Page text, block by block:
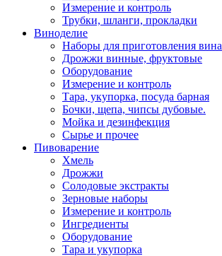
Измерение и контроль
Трубки, шланги, прокладки
Виноделие
Наборы для приготовления вина
Дрожжи винные, фруктовые
Оборудование
Измерение и контроль
Тара, укупорка, посуда барная
Бочки, щепа, чипсы дубовые.
Мойка и дезинфекция
Сырье и прочее
Пивоварение
Хмель
Дрожжи
Солодовые экстракты
Зерновые наборы
Измерение и контроль
Ингредиенты
Оборудование
Тара и укупорка